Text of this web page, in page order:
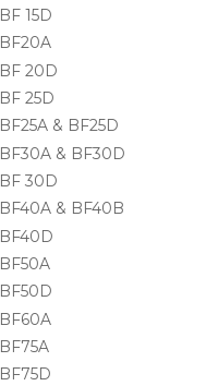
BF 15D
BF20A
BF 20D
BF 25D
BF25A & BF25D
BF30A & BF30D
BF 30D
BF40A & BF40B
BF40D
BF50A
BF50D
BF60A
BF75A
BF75D